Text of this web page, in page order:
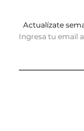
Actualízate
Ingresa tu email